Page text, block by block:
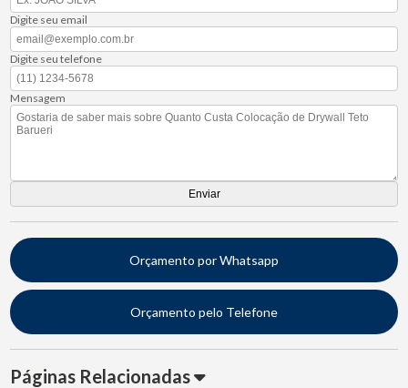
Digite seu email
Digite seu telefone
Mensagem
Orçamento por Whatsapp
Orçamento pelo Telefone
Páginas Relacionadas